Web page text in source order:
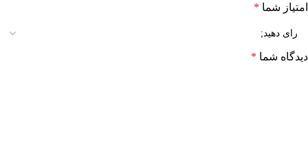
امتیاز شما *
دیدگاه شما *